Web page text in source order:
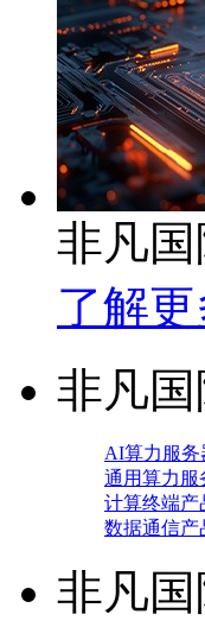
非凡
了解更
非凡
AI算力服务
通用算力服
计算终端产
数据通信产
非凡